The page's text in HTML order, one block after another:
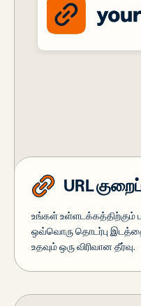
URL
உங்கள் உள்ளடக்கத்திற்கும்
ஒவ்வொரு தொடர்பு
உதவும் ஒரு விரிவான தீர்வு.